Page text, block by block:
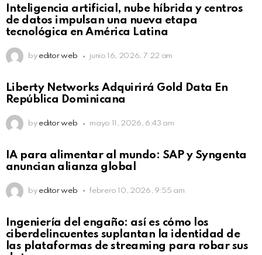
Click to view this post
Inteligencia artificial, nube híbrida y centros
de datos impulsan una nueva etapa
tecnológica en América Latina
by editor web junio 16, 2026, 7:22 am
Click to view this post
Liberty Networks Adquirirá Gold Data En
República Dominicana
by editor web mayo 11, 2026, 6:43 am
Click to view this post
IA para alimentar al mundo: SAP y Syngenta
anuncian alianza global
by editor web febrero 10, 2026, 9:55 am
Click to view this post
Ingeniería del engaño: así es cómo los
ciberdelincuentes suplantan la identidad de
las plataformas de streaming para robar sus